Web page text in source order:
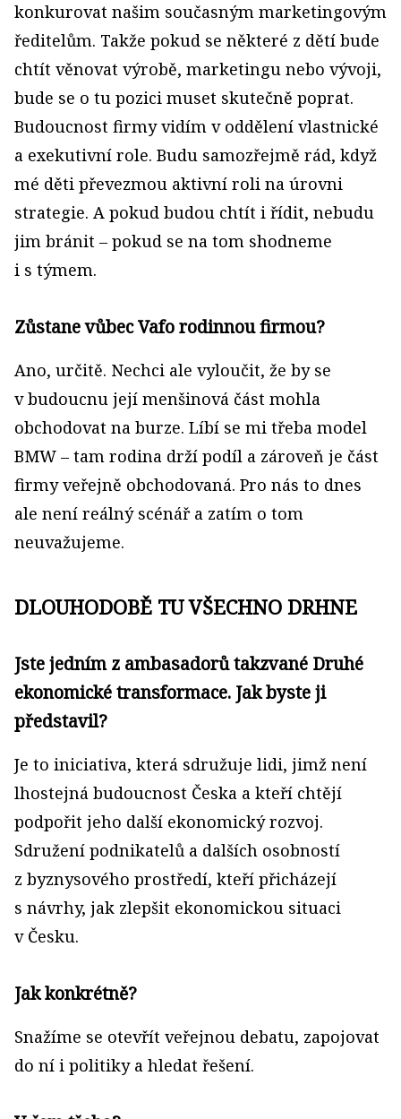
konkurovat našim současným marketingovým
ředitelům. Takže pokud se některé z dětí bude
chtít věnovat výrobě, marketingu nebo vývoji,
bude se o tu pozici muset skutečně poprat.
Budoucnost firmy vidím v oddělení vlastnické
a exekutivní role. Budu samozřejmě rád, když
mé děti převezmou aktivní roli na úrovni
strategie. A pokud budou chtít i řídit, nebudu
jim bránit – pokud se na tom shodneme
i s týmem.
Zůstane vůbec Vafo rodinnou firmou?
Ano, určitě. Nechci ale vyloučit, že by se
v budoucnu její menšinová část mohla
obchodovat na burze. Líbí se mi třeba model
BMW – tam rodina drží podíl a zároveň je část
firmy veřejně obchodovaná. Pro nás to dnes
ale není reálný scénář a zatím o tom
neuvažujeme.
DLOUHODOBĚ TU VŠECHNO DRHNE
Jste jedním z ambasadorů takzvané Druhé
ekonomické transformace. Jak byste ji
představil?
Je to iniciativa, která sdružuje lidi, jimž není
lhostejná budoucnost Česka a kteří chtějí
podpořit jeho další ekonomický rozvoj.
Sdružení podnikatelů a dalších osobností
z byznysového prostředí, kteří přicházejí
s návrhy, jak zlepšit ekonomickou situaci
v Česku.
Jak konkrétně?
Snažíme se otevřít veřejnou debatu, zapojovat
do ní i politiky a hledat řešení.